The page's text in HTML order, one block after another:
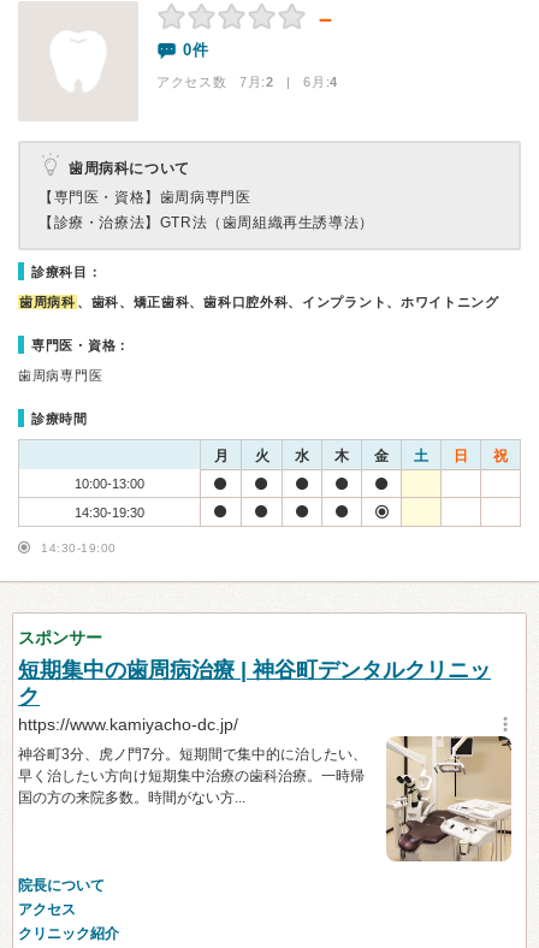
－
0件
アクセス数 7月:2 | 6月:4
歯周病科について
【専門医・資格】 歯周病専門医
【診療・治療法】 GTR法（歯周組織再生誘導法）
診療科目：
歯周病科 、歯科、矯正歯科、歯科口腔外科、インプラント、ホワイトニング
専門医・資格：
歯周病専門医
診療時間
月 火 水 木 金 土 日 祝
10:00-13:00
14:30-19:30
14:30-19:00